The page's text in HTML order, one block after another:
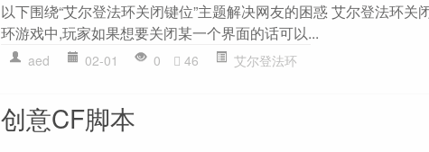
以下围绕“艾尔登法环关闭键位”主题解决网友的困惑 艾尔登法环
环游戏中,玩家如果想要关闭某一个界面的话可以...
aed 02-01 0 46 艾尔登法环
创意CF脚本